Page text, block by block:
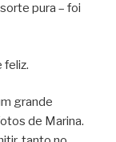
pura – foi
feliz.
grande
de Marina.